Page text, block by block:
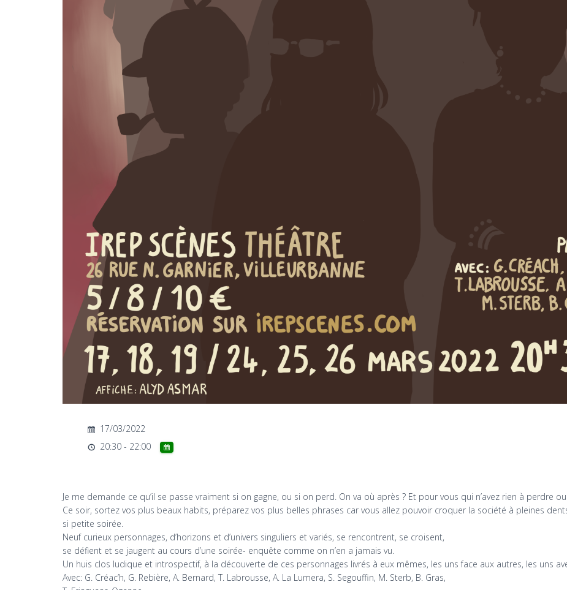
17/03/2022
20:30 - 22:00
Je me demande ce qu’il se passe vraiment si on gagne, ou si on perd. On va où après ? Et pour vous qui n’avez rien à perdre
Ce soir, sortez vos plus beaux habits, préparez vos plus belles phrases car vous allez pouvoir croquer la société à pleines
si petite soirée.
Neuf curieux personnages, d’horizons et d’univers singuliers et variés, se rencontrent, se croisent,
se défient et se jaugent au cours d’une soirée- enquête comme on n’en a jamais vu.
Un huis clos ludique et introspectif, à la découverte de ces personnages livrés à eux mêmes, les uns face aux autres, les uns
Avec: G. Créac’h, G. Rebière, A. Bernard, T. Labrousse, A. La Lumera, S. Segouffin, M. Sterb, B. Gras,